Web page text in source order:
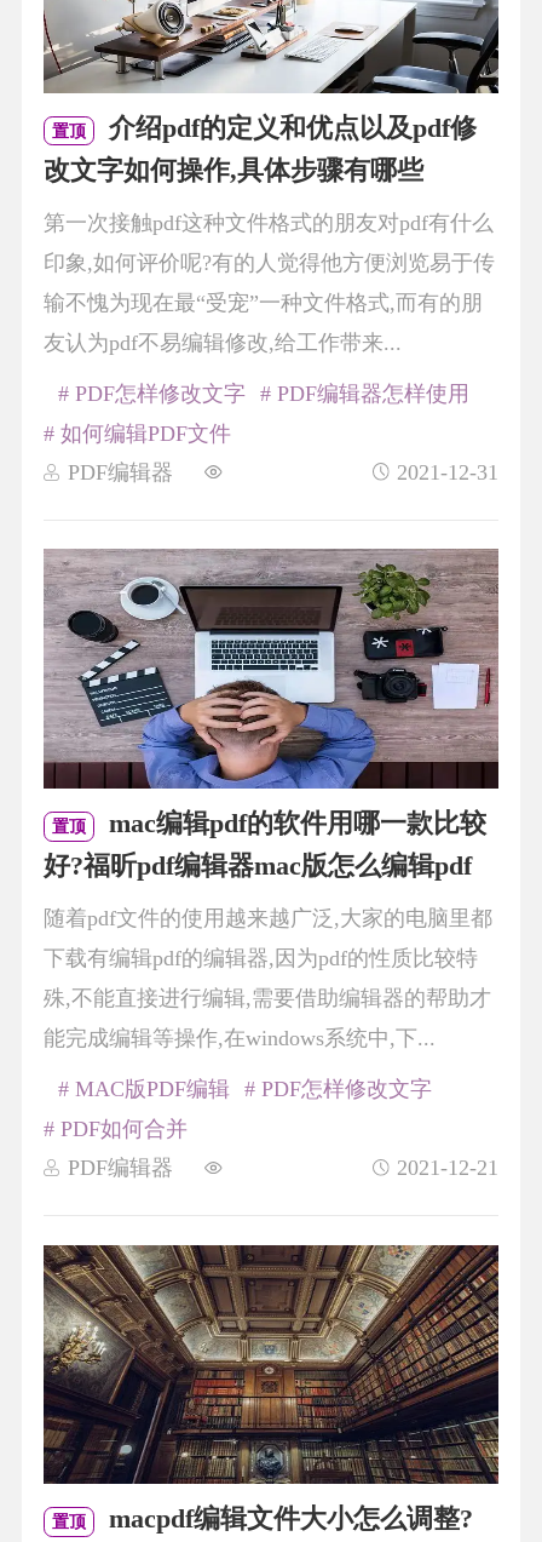
置顶
介绍pdf的定义和优点以及pdf修
改文字如何操作,具体步骤有哪些
第一次接触pdf这种文件格式的朋友对pdf有什么
印象,如何评价呢?有的人觉得他方便浏览易于传
输不愧为现在最“受宠”一种文件格式,而有的朋
友认为pdf不易编辑修改,给工作带来...
PDF编辑器 2021-12-31
# PDF怎样修改文字
# PDF编辑器怎样使用
# 如何编辑PDF文件
置顶
mac编辑pdf的软件用哪一款比较
好?福昕pdf编辑器mac版怎么编辑pdf
随着pdf文件的使用越来越广泛,大家的电脑里都
下载有编辑pdf的编辑器,因为pdf的性质比较特
殊,不能直接进行编辑,需要借助编辑器的帮助才
能完成编辑等操作,在windows系统中,下...
PDF编辑器 2021-12-21
# MAC版PDF编辑
# PDF怎样修改文字
# PDF如何合并
置顶 macpdf编辑文件大小怎么调整?